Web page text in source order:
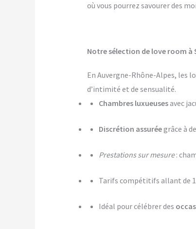
où vous pourrez savourer des
Notre sélection de love room à
En Auvergne-Rhône-Alpes, les
d’intimité et de sensualité.
Chambres luxueusesavec
Discrétion assuréegrâce à
Prestations sur mesure:
Tarifs compétitifs allant de
Idéal pour célébrer des